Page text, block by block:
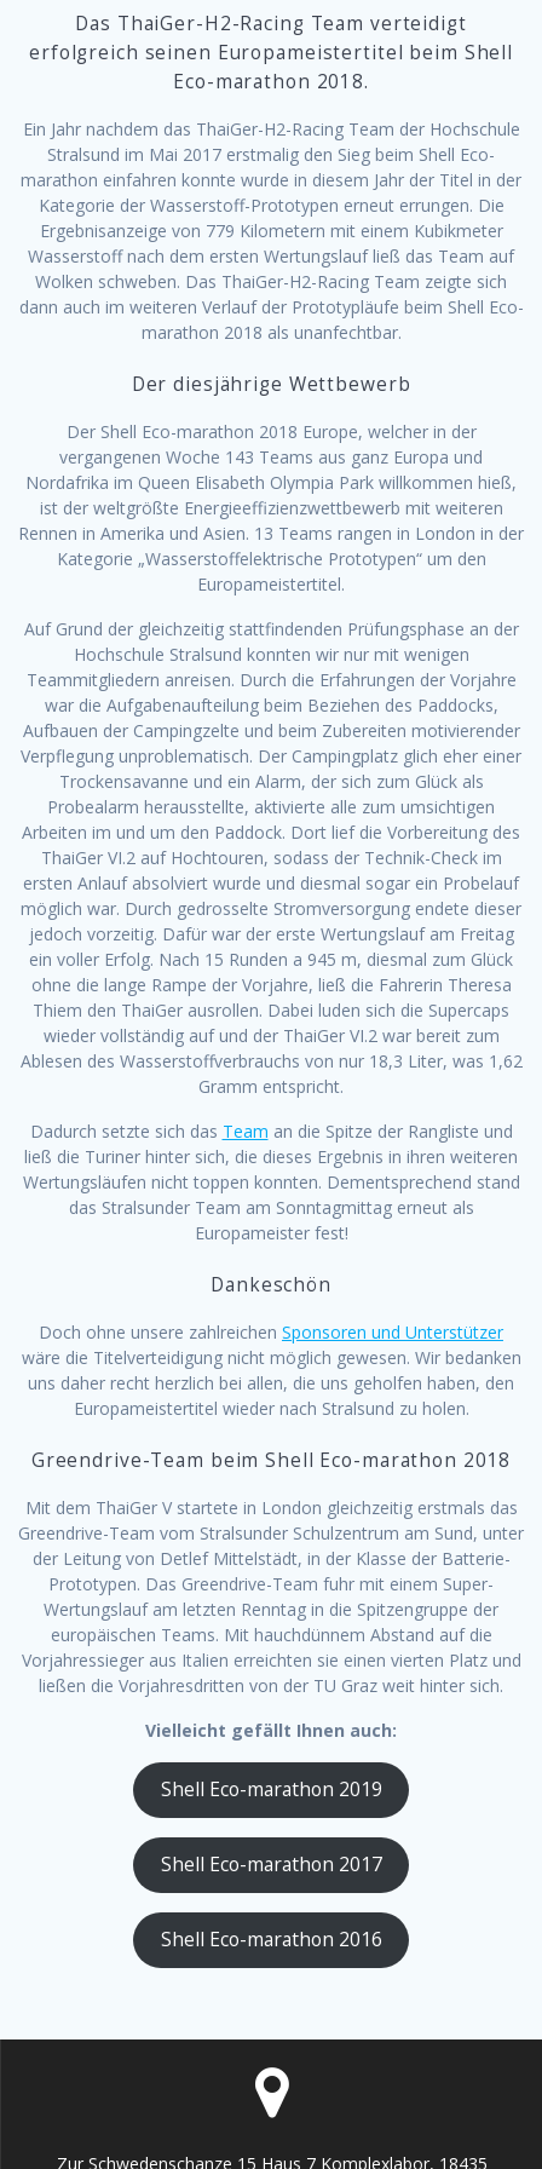
Das ThaiGer-H2-Racing Team verteidigt
erfolgreich seinen Europameistertitel beim Shell
Eco-marathon 2018.
Ein Jahr nachdem das ThaiGer-H2-Racing Team der Hochschule
Stralsund im Mai 2017 erstmalig den Sieg beim Shell Eco-
marathon einfahren konnte wurde in diesem Jahr der Titel in der
Kategorie der Wasserstoff-Prototypen erneut errungen. Die
Ergebnisanzeige von 779 Kilometern mit einem Kubikmeter
Wasserstoff nach dem ersten Wertungslauf ließ das Team auf
Wolken schweben. Das ThaiGer-H2-Racing Team zeigte sich
dann auch im weiteren Verlauf der Prototypläufe beim Shell Eco-
marathon 2018 als unanfechtbar.
Der diesjährige Wettbewerb
Der Shell Eco-marathon 2018 Europe, welcher in der
vergangenen Woche 143 Teams aus ganz Europa und
Nordafrika im Queen Elisabeth Olympia Park willkommen hieß,
ist der weltgrößte Energieeffizienzwettbewerb mit weiteren
Rennen in Amerika und Asien. 13 Teams rangen in London in der
Kategorie „Wasserstoffelektrische Prototypen“ um den
Europameistertitel.
Auf Grund der gleichzeitig stattfindenden Prüfungsphase an der
Hochschule Stralsund konnten wir nur mit wenigen
Teammitgliedern anreisen. Durch die Erfahrungen der Vorjahre
war die Aufgabenaufteilung beim Beziehen des Paddocks,
Aufbauen der Campingzelte und beim Zubereiten motivierender
Verpflegung unproblematisch. Der Campingplatz glich eher einer
Trockensavanne und ein Alarm, der sich zum Glück als
Probealarm herausstellte, aktivierte alle zum umsichtigen
Arbeiten im und um den Paddock. Dort lief die Vorbereitung des
ThaiGer VI.2 auf Hochtouren, sodass der Technik-Check im
ersten Anlauf absolviert wurde und diesmal sogar ein Probelauf
möglich war. Durch gedrosselte Stromversorgung endete dieser
jedoch vorzeitig. Dafür war der erste Wertungslauf am Freitag
ein voller Erfolg. Nach 15 Runden a 945 m, diesmal zum Glück
ohne die lange Rampe der Vorjahre, ließ die Fahrerin Theresa
Thiem den ThaiGer ausrollen. Dabei luden sich die Supercaps
wieder vollständig auf und der ThaiGer VI.2 war bereit zum
Ablesen des Wasserstoffverbrauchs von nur 18,3 Liter, was 1,62
Gramm entspricht.
Dadurch setzte sich das Team an die Spitze der Rangliste und
ließ die Turiner hinter sich, die dieses Ergebnis in ihren weiteren
Wertungsläufen nicht toppen konnten. Dementsprechend stand
das Stralsunder Team am Sonntagmittag erneut als
Europameister fest!
Dankeschön
Doch ohne unsere zahlreichen Sponsoren und Unterstützer
wäre die Titelverteidigung nicht möglich gewesen. Wir bedanken
uns daher recht herzlich bei allen, die uns geholfen haben, den
Europameistertitel wieder nach Stralsund zu holen.
Greendrive-Team beim Shell Eco-marathon 2018
Mit dem ThaiGer V startete in London gleichzeitig erstmals das
Greendrive-Team vom Stralsunder Schulzentrum am Sund, unter
der Leitung von Detlef Mittelstädt, in der Klasse der Batterie-
Prototypen. Das Greendrive-Team fuhr mit einem Super-
Wertungslauf am letzten Renntag in die Spitzengruppe der
europäischen Teams. Mit hauchdünnem Abstand auf die
Vorjahressieger aus Italien erreichten sie einen vierten Platz und
ließen die Vorjahresdritten von der TU Graz weit hinter sich.
Vielleicht gefällt Ihnen auch:
Shell Eco-marathon 2019
Shell Eco-marathon 2017
Shell Eco-marathon 2016
Zur Schwedenschanze 15 Haus 7 Komplexlabor, 18435